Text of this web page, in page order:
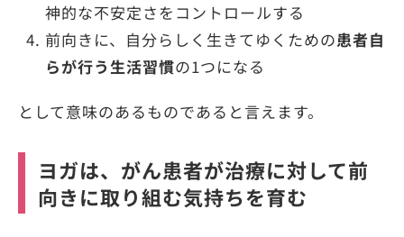
神的な不安定さをコントロールする
前向きに、自分らしく生きてゆくための患者自
らが行う生活習慣の1つになる
として意味のあるものであると言えます。
ヨガは、がん患者が治療に対して前
向きに取り組む気持ちを育む